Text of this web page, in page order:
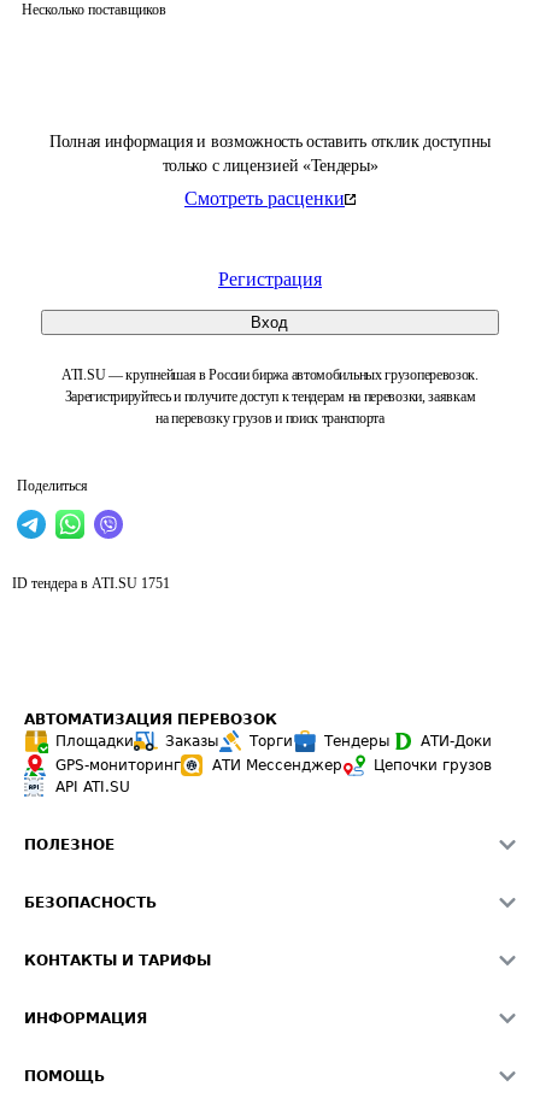
Полная информация и возможность оставить отклик доступны
только с лицензией «Тендеры»
Смотреть расценки
Регистрация
Вход
ATI.SU — крупнейшая в России биржа автомобильных грузоперевозок.
Зарегистрируйтесь и получите доступ к тендерам на перевозки, заявкам
на перевозку грузов и поиск транспорта
Поделиться
Несколько поставщиков
ID тендера в ATI.SU 1751
АВТОМАТИЗАЦИЯ ПЕРЕВОЗОК
Площадки
Заказы Торги Тендеры
АТИ-Доки
GPS-мониторинг
АТИ Мессенджер
Цепочки грузов
API ATI.SU
ПОЛЕЗНОЕ
Звезды ATI.SU на вашем сайте
Средние ставки
БЕЗОПАСНОСТЬ
Светофор+
О формировании Паспорта
КОНТАКТЫ И ТАРИФЫ
Реклама на сайте
ИНФОРМАЦИЯ
ПОМОЩЬ